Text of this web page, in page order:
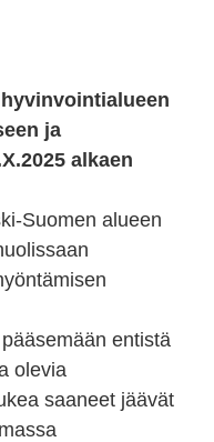
ja
alkaen
Suomen alueen
entistä
olevia
saaneet jäävät